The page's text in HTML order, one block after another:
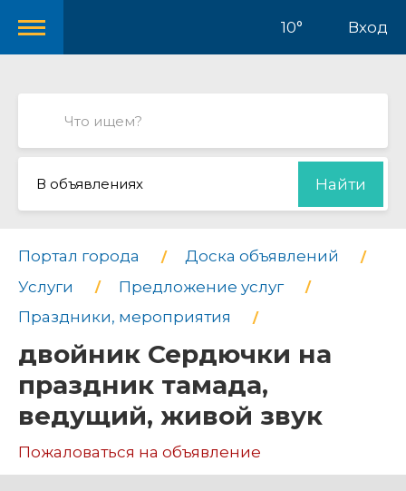
10° Вход
В объявлениях Найти
Портал города
Доска объявлений
Услуги
Предложение услуг
Праздники, мероприятия
двойник Сердючки на
праздник тамада,
ведущий, живой звук
Пожаловаться на объявление